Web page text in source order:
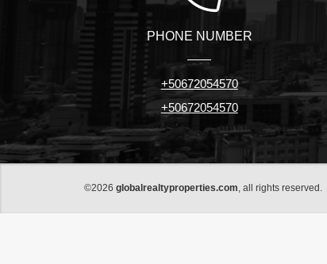
PHONE NUMBER
+50672054570
+50672054570
©2026 globalrealtyproperties.com , all rights reserved.